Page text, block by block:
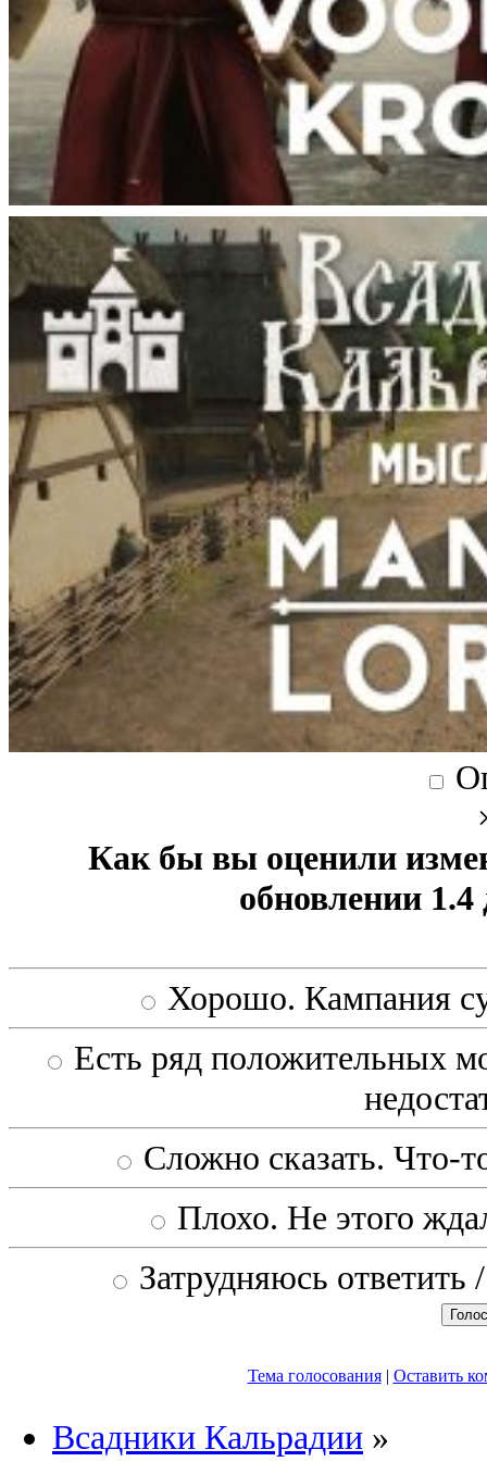
Как бы вы оценили
обновлении
Хорошо. Кампания
Есть ряд положительных
Сложно сказать. Что-
Плохо. Не этого
Затрудняюсь
Тема голосования| Оставить
Всадники Кальрадии »